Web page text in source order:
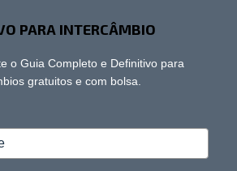
PARA INTERCÂMBIO
o Guia Completo e Definitivo para
gratuitos e com bolsa.